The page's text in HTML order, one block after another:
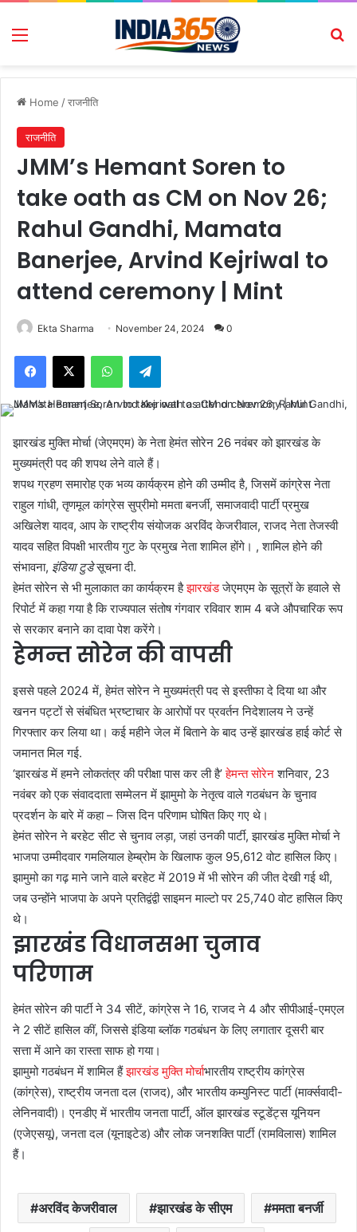
Menu
Home /राजनीति
राजनीति
JMM’s Hemant Soren to
take oath as CM on Nov 26;
Rahul Gandhi, Mamata
Banerjee, Arvind Kejriwal to
attend ceremony | Mint
Ekta Sharma November 24, 2024 0
Facebook
X WhatsAppTelegram
झारखंड मुक्ति मोर्चा (जेएमएम) के नेता हेमंत सोरेन 26 नवंबर को झारखंड के
मुख्यमंत्री पद की शपथ लेने वाले हैं।
शपथ ग्रहण समारोह एक भव्य कार्यक्रम होने की उम्मीद है, जिसमें कांग्रेस नेता
राहुल गांधी, तृणमूल कांग्रेस सुप्रीमो ममता बनर्जी, समाजवादी पार्टी प्रमुख
अखिलेश यादव, आप के राष्ट्रीय संयोजक अरविंद केजरीवाल, राजद नेता तेजस्वी
यादव सहित विपक्षी भारतीय गुट के प्रमुख नेता शामिल होंगे। , शामिल होने की
संभावना, इंडिया टुडेसूचना दी.
हेमंत सोरेन से भी मुलाकात का कार्यक्रम हैझारखंडजेएमएम के सूत्रों के हवाले से
रिपोर्ट में कहा गया है कि राज्यपाल संतोष गंगवार रविवार शाम 4 बजे औपचारिक रूप
से सरकार बनाने का दावा पेश करेंगे।
हेमन्त सोरेन की वापसी
इससे पहले 2024 में, हेमंत सोरेन ने मुख्यमंत्री पद से इस्तीफा दे दिया था और
खनन पट्टों से संबंधित भ्रष्टाचार के आरोपों पर प्रवर्तन निदेशालय ने उन्हें
गिरफ्तार कर लिया था। कई महीने जेल में बिताने के बाद उन्हें झारखंड हाई कोर्ट से
जमानत मिल गई.
‘झारखंड में हमने लोकतंत्र की परीक्षा पास कर ली है’हेमन्त सोरेनशनिवार, 23
नवंबर को एक संवाददाता सम्मेलन में झामुमो के नेतृत्व वाले गठबंधन के चुनाव
प्रदर्शन के बारे में कहा – जिस दिन परिणाम घोषित किए गए थे।
हेमंत सोरेन ने बरहेट सीट से चुनाव लड़ा, जहां उनकी पार्टी, झारखंड मुक्ति मोर्चा ने
भाजपा उम्मीदवार गमलियाल हेम्ब्रोम के खिलाफ कुल 95,612 वोट हासिल किए।
झामुमो का गढ़ माने जाने वाले बरहेट में 2019 में भी सोरेन की जीत देखी गई थी,
जब उन्होंने भाजपा के अपने प्रतिद्वंद्वी साइमन माल्टो पर 25,740 वोट हासिल किए
थे।
झारखंड विधानसभा चुनाव
परिणाम
हेमंत सोरेन की पार्टी ने 34 सीटें, कांग्रेस ने 16, राजद ने 4 और सीपीआई-एमएल
ने 2 सीटें हासिल कीं, जिससे इंडिया ब्लॉक गठबंधन के लिए लगातार दूसरी बार
सत्ता में आने का रास्ता साफ हो गया।
झामुमो गठबंधन में शामिल हैंझारखंड मुक्ति मोर्चाभारतीय राष्ट्रीय कांग्रेस
(कांग्रेस), राष्ट्रीय जनता दल (राजद), और भारतीय कम्युनिस्ट पार्टी (मार्क्सवादी-
लेनिनवादी)। एनडीए में भारतीय जनता पार्टी, ऑल झारखंड स्टूडेंट्स यूनियन
(एजेएसयू), जनता दल (यूनाइटेड) और लोक जनशक्ति पार्टी (रामविलास) शामिल
हैं।
अरविंद केजरीवाल झारखंड के सीएम ममता बनर्जी